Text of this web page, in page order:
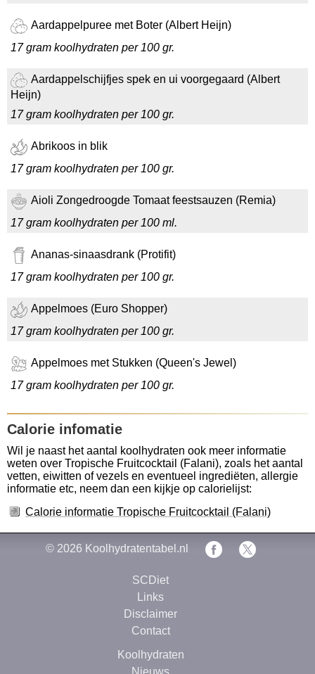
Aardappelpuree met Boter (Albert Heijn)
17 gram koolhydraten per 100 gr.
Aardappelschijfjes spek en ui voorgegaard (Albert
Heijn)
17 gram koolhydraten per 100 gr.
Abrikoos in blik
17 gram koolhydraten per 100 gr.
Aioli Zongedroogde Tomaat feestsauzen (Remia)
17 gram koolhydraten per 100 ml.
Ananas-sinaasdrank (Protifit)
17 gram koolhydraten per 100 gr.
Appelmoes (Euro Shopper)
17 gram koolhydraten per 100 gr.
Appelmoes met Stukken (Queen's Jewel)
17 gram koolhydraten per 100 gr.
Calorie infomatie
Wil je naast het aantal koolhydraten ook meer informatie
weten over Tropische Fruitcocktail (Falani), zoals het aantal
vetten, eiwitten of vezels en eventueel ingrediëten, allergie
informatie etc, neem dan een kijkje op calorielijst:
Calorie informatie Tropische Fruitcocktail (Falani)
© 2026 Koolhydratentabel.nl
SCDiet
Links
Disclaimer
Contact
Koolhydraten
Nieuws